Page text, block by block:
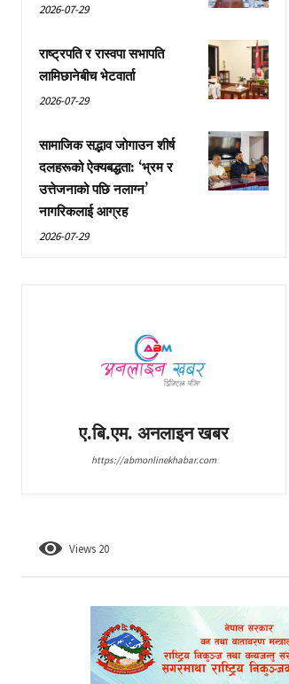
2026-07-29
राष्ट्रपति र रास्वपा सभापति
लामिछानेबीच भेटवार्ता
2026-07-29
सामाजिक सद्भाव जोगाउन शीर्ष
दलहरूको ऐक्यबद्धता: ‘भ्रम र
उत्तेजनाको पछि नलाग्न’
नागरिकलाई आग्रह
2026-07-29
ए.बि.एम. अनलाइन खबर
https://abmonlinekhabar.com
Views 20